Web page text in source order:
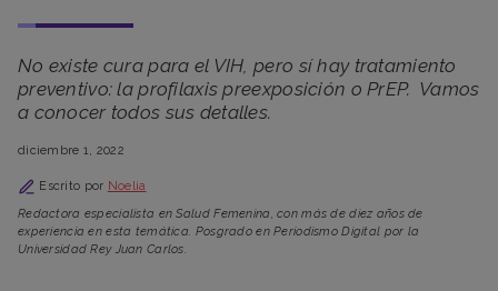
No existe cura para el VIH, pero sí hay tratamiento
preventivo: la profilaxis preexposición o PrEP. Vamos
a conocer todos sus detalles.
diciembre 1, 2022
Escrito por Noelia
Redactora especialista en Salud Femenina, con más de diez años de
experiencia en esta temática. Posgrado en Periodismo Digital por la
Universidad Rey Juan Carlos.